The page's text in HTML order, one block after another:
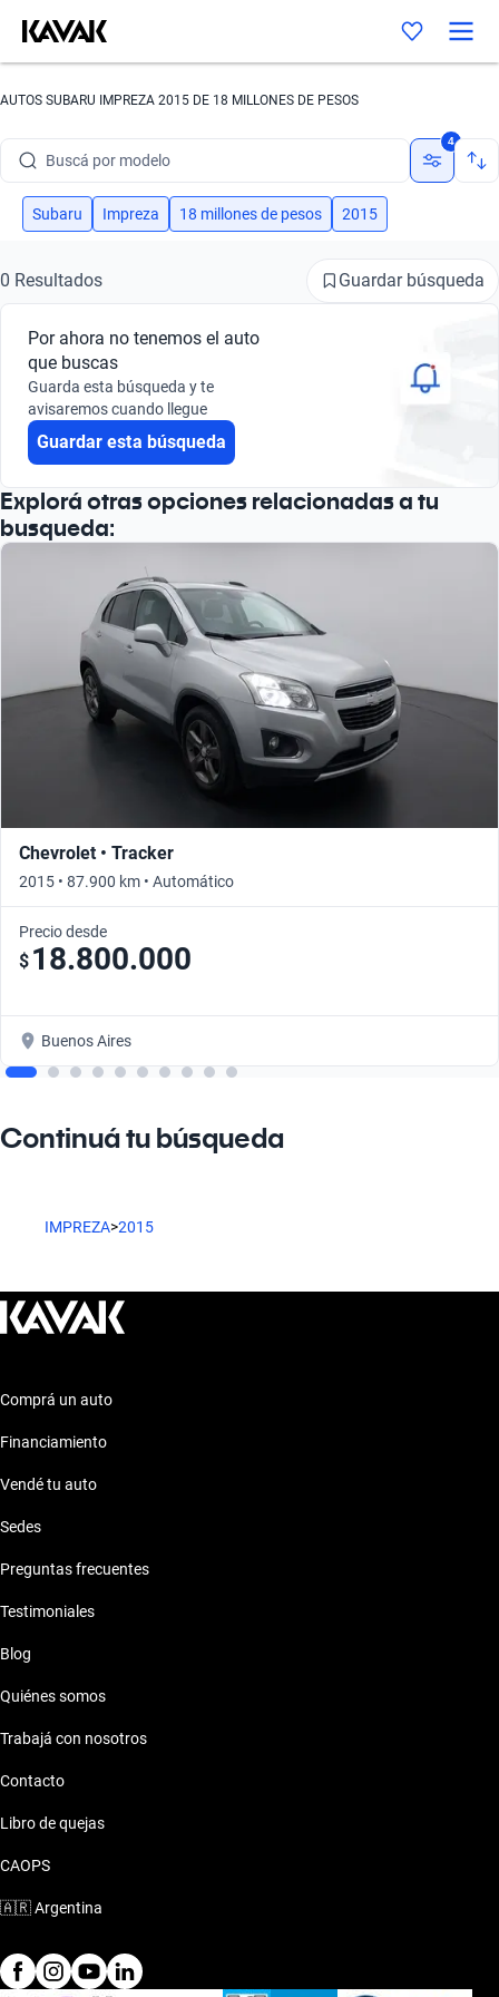
AUTOS SUBARU IMPREZA 2015 DE 18 MILLONES DE PESOS
Buscá por modelo
Buscá por versión
Buscá por marca
Buscá por modelo
Buscá por versión
4
Subaru Impreza 18 millones de pesos 2015
0 Resultados Guardar búsqueda
Por ahora no tenemos el auto
que buscas
Guarda esta búsqueda y te
avisaremos cuando llegue
Guardar esta búsqueda
Explorá otras opciones relacionadas a tu
busqueda:
Chevrolet • Tracker
2015 • 87.900 km • Automático
Precio desde
$ 18.800.000
Buenos Aires
Continuá tu búsqueda
IMPREZA>2015
Comprá un auto
Financiamiento
Vendé tu auto
Sedes
Preguntas frecuentes
Testimoniales
Blog
Quiénes somos
Trabajá con nosotros
Contacto
Libro de quejas
CAOPS
🇦🇷Argentina